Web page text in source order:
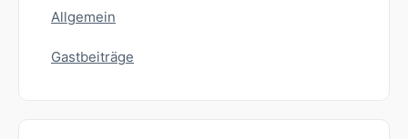
Allgemein
Gastbeiträge